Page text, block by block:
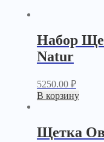
Набор
Natur
5250.00 ₽
В корзину
Щетка